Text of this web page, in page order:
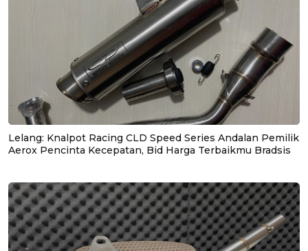
Lelang: Knalpot Racing CLD Speed Series Andalan Pemilik
Aerox Pencinta Kecepatan, Bid Harga Terbaikmu Bradsis